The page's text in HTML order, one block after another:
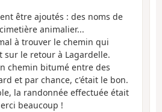
être ajoutés : des noms de
animalier...
à trouver le chemin qui
sur le retour à Lagardelle.
chemin bitumé entre des
et par chance, c'était le bon.
la randonnée effectuée était
beaucoup !